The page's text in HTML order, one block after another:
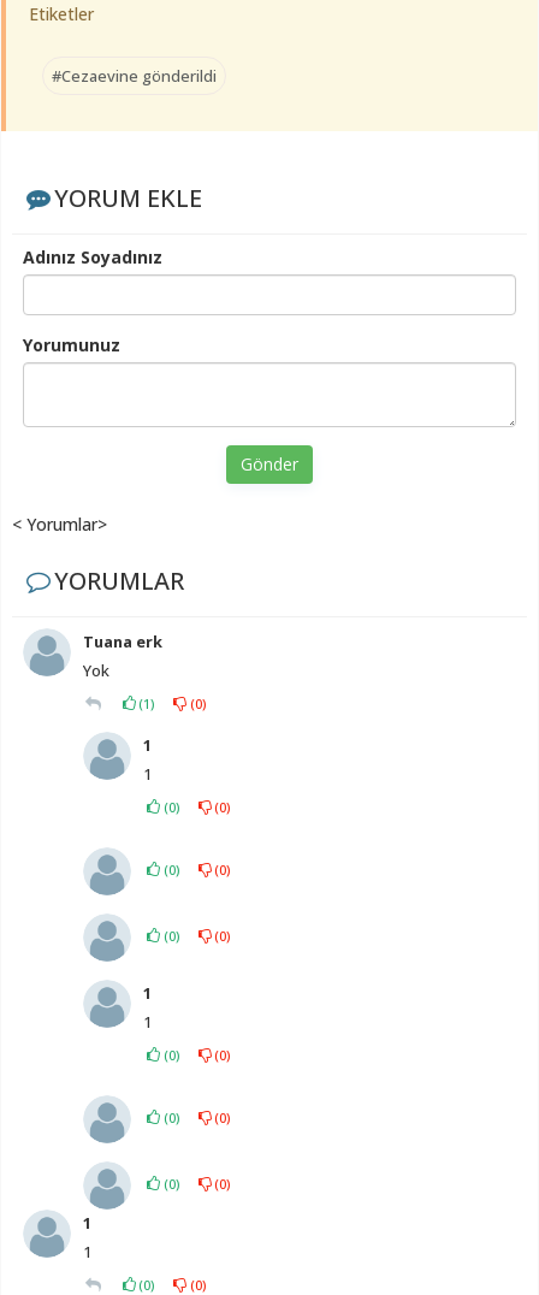
Etiketler
#Cezaevine gönderildi
YORUM EKLE
Adınız Soyadınız
Yorumunuz
Gönder
< Yorumlar>
YORUMLAR
Tuana erk
Yok
(1) (0)
1
1
(0) (0)
(0) (0)
(0) (0)
1
1
(0) (0)
(0) (0)
(0) (0)
1
1
(0) (0)